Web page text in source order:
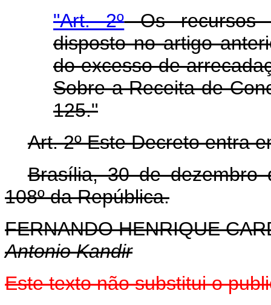
"Art. 2ºOs recursos
disposto no artigo
do excesso de
Sobre a Receita de
125."
Art. 2º Este Decreto entra
Brasília, 30 de dezembro
108º da República.
FERNANDO HENRIQUE
Antonio Kandir
Este texto não substitui o